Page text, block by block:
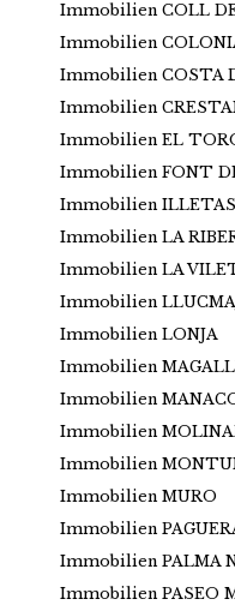
Immobilien COLL
Immobilien
Immobilien COSTA
Immobilien
Immobilien EL
Immobilien FONT
Immobilien ILLETAS
Immobilien LA
Immobilien LA
Immobilien
Immobilien LONJA
Immobilien
Immobilien
Immobilien
Immobilien
Immobilien MURO
Immobilien
Immobilien PALMA
Immobilien PASEO